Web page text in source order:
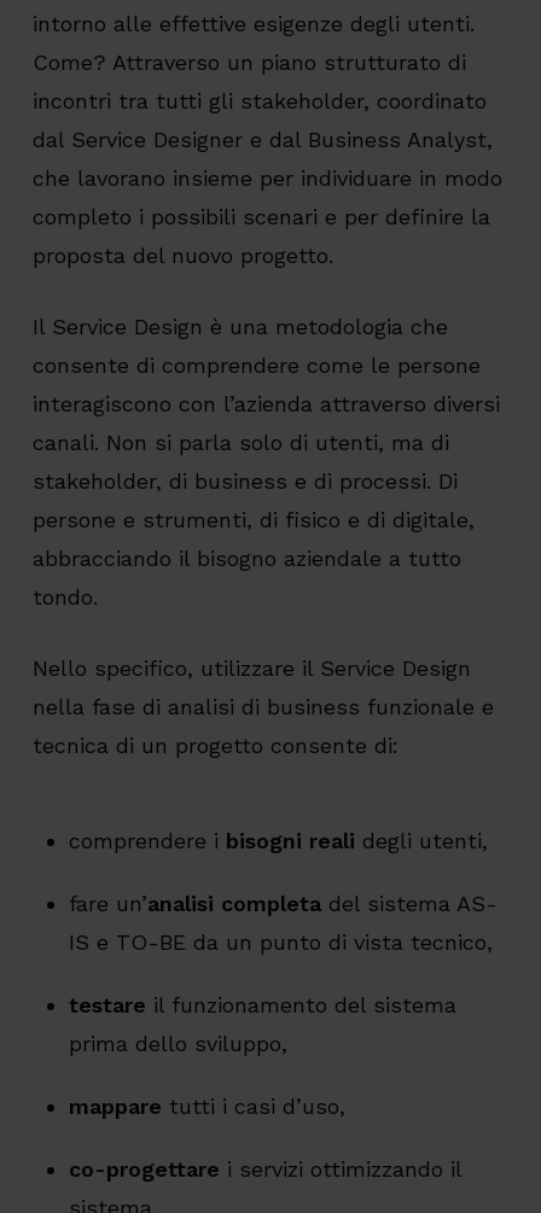
intorno alle effettive esigenze degli utenti.
Come? Attraverso un piano strutturato di
incontri tra tutti gli stakeholder, coordinato
dal Service Designer e dal Business Analyst,
che lavorano insieme per individuare in modo
completo i possibili scenari e per definire la
proposta del nuovo progetto.
Il Service Design è una metodologia che
consente di comprendere come le persone
interagiscono con l’azienda attraverso diversi
canali. Non si parla solo di utenti, ma di
stakeholder, di business e di processi. Di
persone e strumenti, di fisico e di digitale,
abbracciando il bisogno aziendale a tutto
tondo.
Nello specifico, utilizzare il Service Design
nella fase di analisi di business funzionale e
tecnica di un progetto consente di:
comprendere i bisogni reali degli utenti,
fare un’analisi completadel sistema AS-
IS e TO-BE da un punto di vista tecnico,
testare il funzionamento del sistema
prima dello sviluppo,
mappare tutti i casi d’uso,
co-progettare i servizi ottimizzando il